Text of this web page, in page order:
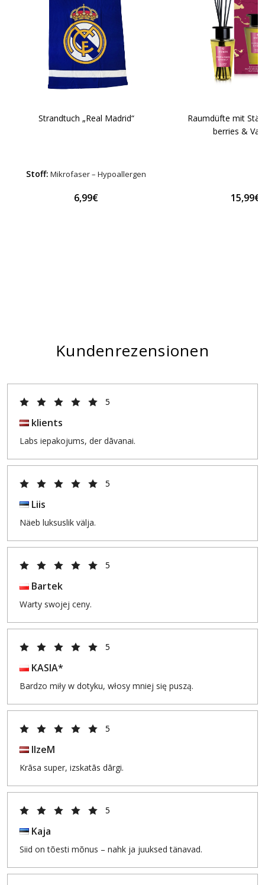
Strandtuch „Real Madrid“
Stoff: Mikrofaser – Hypoallergen
6,99€
Raumdüfte mit
berries &
15,99€
Kundenrezensionen
5
klients
Labs iepakojums, der dāvanai.
5
Liis
Näeb luksuslik välja.
5
Bartek
Warty swojej ceny.
5
KASIA*
Bardzo miły w dotyku, włosy mniej się puszą.
5
IlzeM
Krāsa super, izskatās dārgi.
5
Kaja
Siid on tõesti mõnus – nahk ja juuksed tänavad.